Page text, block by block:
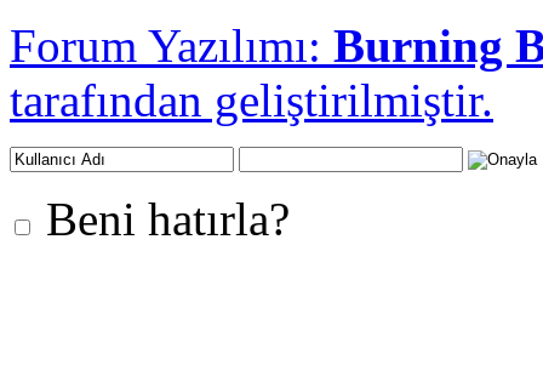
Forum Yazılımı: Burning
tarafından geliştirilmiştir.
Beni hatırla?